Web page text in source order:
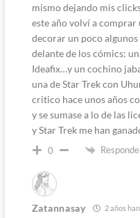
mismo dejando mis
este año volví a
decorar un poco
delante de los cómics:
Ideafix…y un cochino
una de Star Trek con
critico hace unos años
y se sumase a lo de las
y Star Trek me han
0
Zatannasay 2 años